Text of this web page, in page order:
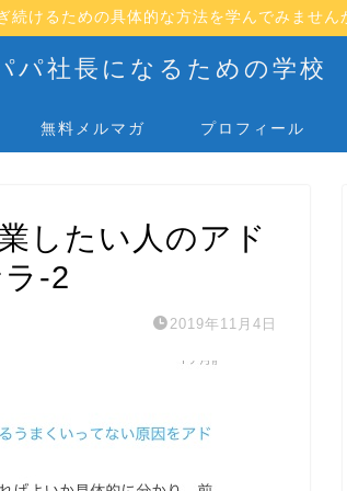
続けるための具体的な方法を学んでみません
パ社長になるための学校
無料メルマガ プロフィール
したい人のアド
-2
2019年11月4日